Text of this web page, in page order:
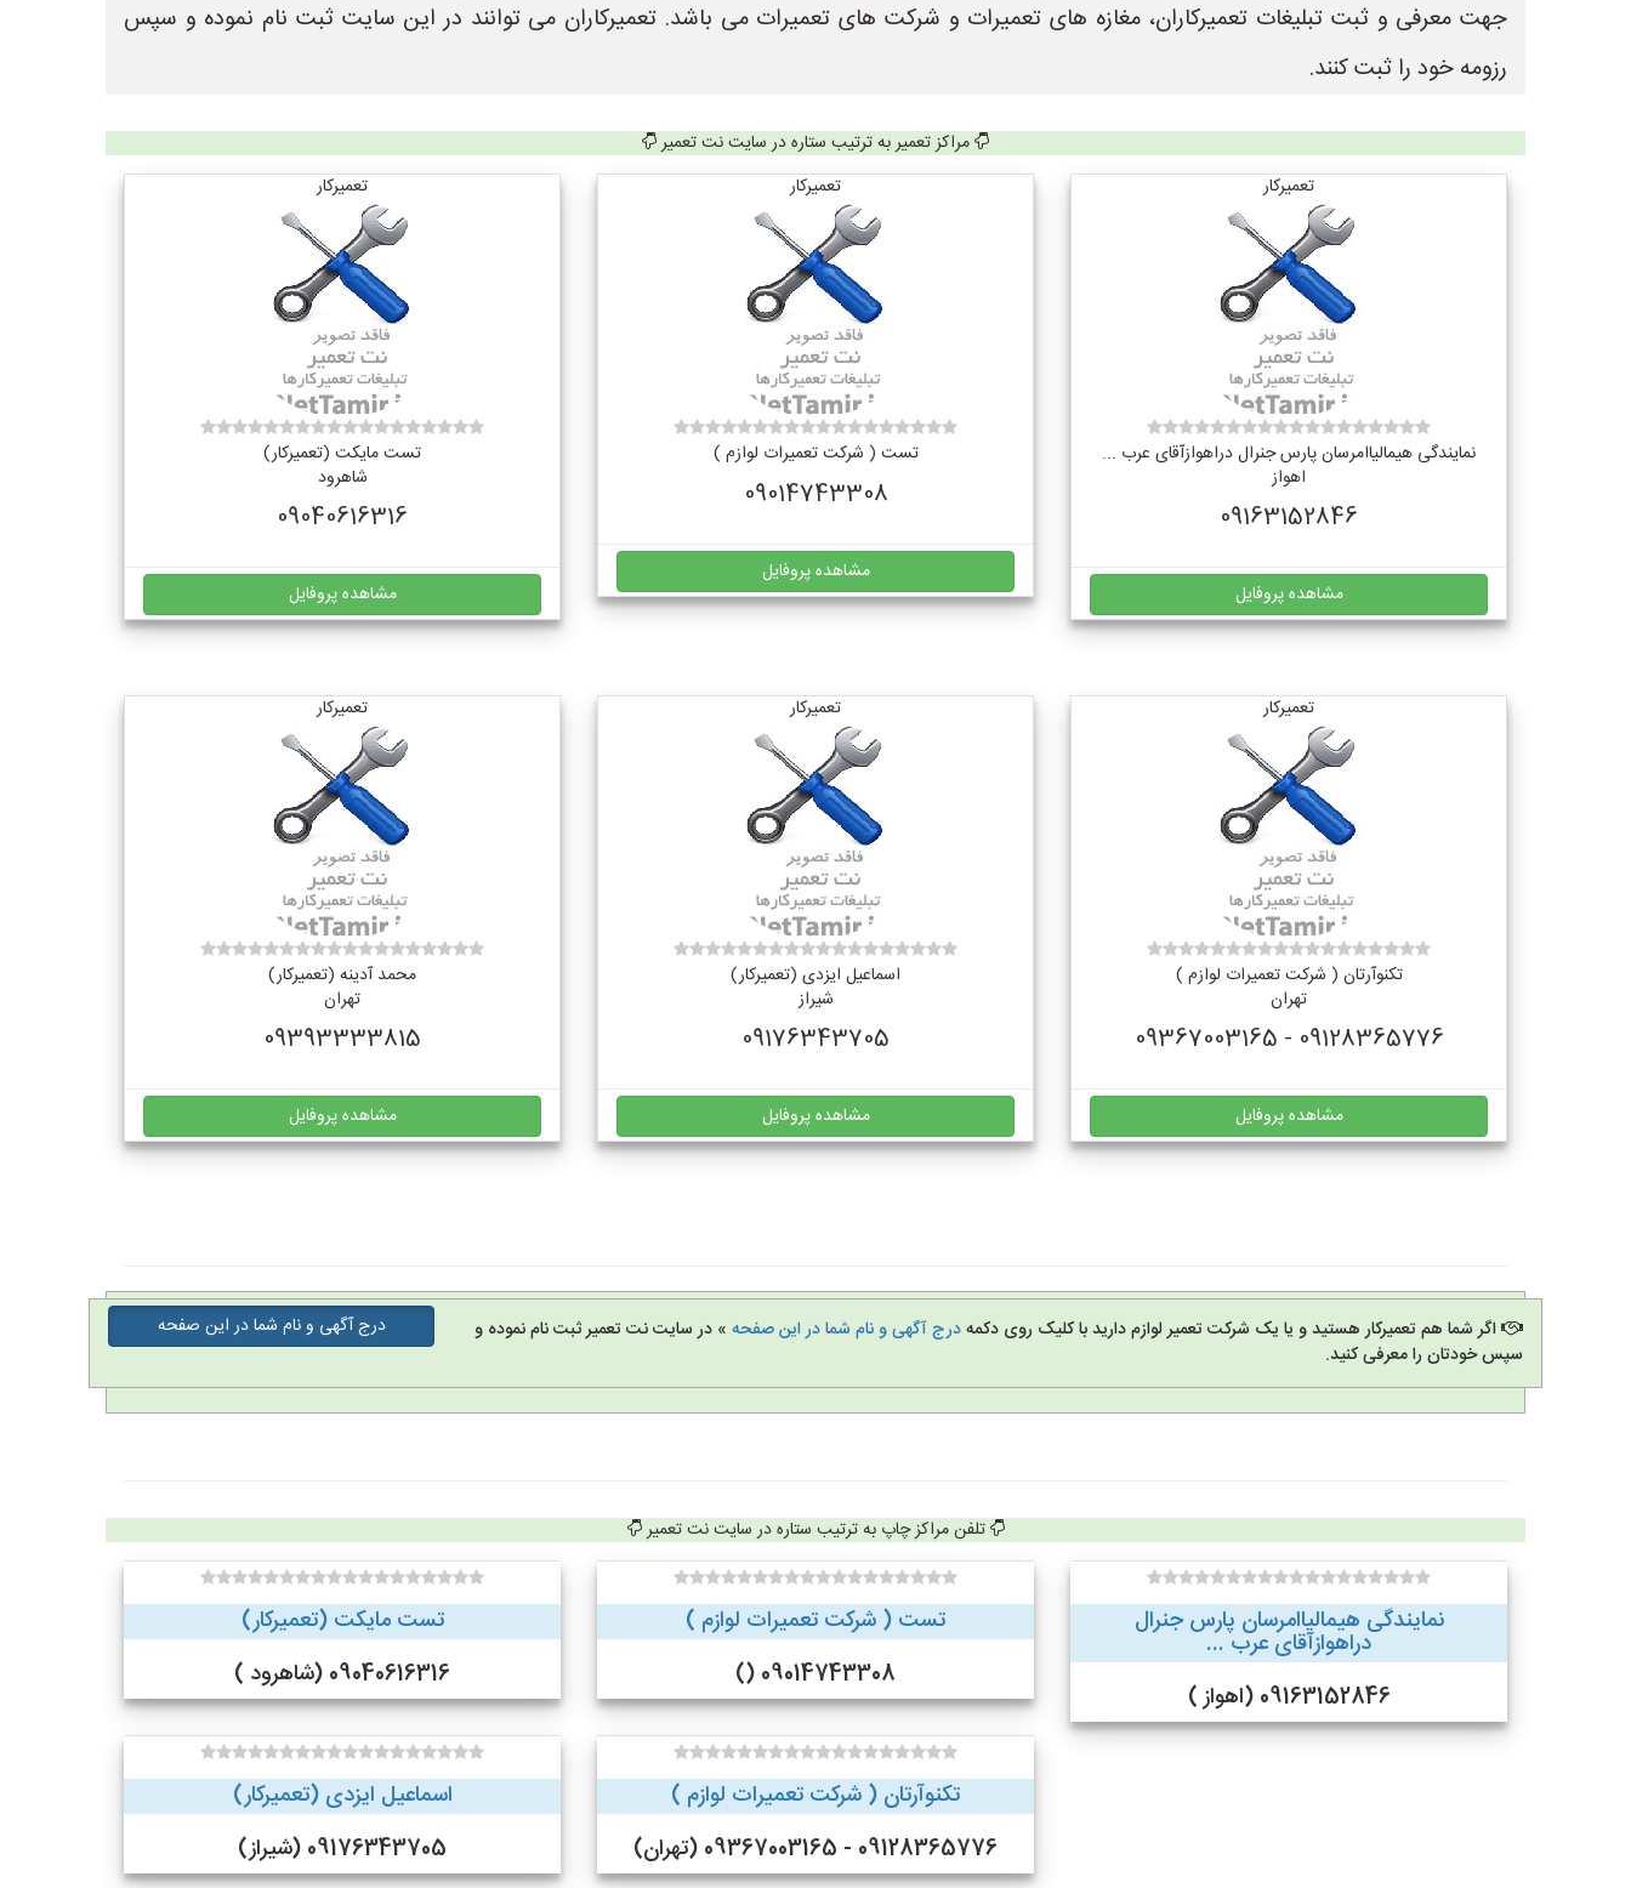
جهت معرفی و ثبت تبلیغات تعمیرکاران، مغازه های تعمیرات و شرکت های تعمیرات می باشد. تعمیرکاران می توانند در این سایت ثبت نام نموده و سپس
رزومه خود را ثبت کنند.
مراکز تعمیر به ترتیب ستاره در سایت نت تعمیر
تعمیرکار
نمایندگی هیمالیاامرسان پارس جنرال دراهوازآقای عرب ...
اهواز
09163152846
مشاهده پروفایل
تعمیرکار
تست ( شرکت تعمیرات لوازم )
09014743308
مشاهده پروفایل
تعمیرکار
تست مایکت (تعمیرکار)
شاهرود
09040616316
مشاهده پروفایل
تعمیرکار
تکنوآرتان ( شرکت تعمیرات لوازم )
تهران
09128365776 - 09367003165
مشاهده پروفایل
تعمیرکار
اسماعیل ایزدی (تعمیرکار)
شیراز
09176343705
مشاهده پروفایل
تعمیرکار
محمد آدینه (تعمیرکار)
تهران
09393333815
مشاهده پروفایل
اگر شما هم تعمیرکار هستید و یا یک شرکت تعمیر لوازم دارید با کلیک روی دکمهدرج آگهی و نام شما در این صفحه » در سایت نت تعمیر ثبت نام نموده و
سپس خودتان را معرفی کنید.
درج آگهی و نام شما در این صفحه
تلفن مراکز چاپ به ترتیب ستاره در سایت نت تعمیر
نمایندگی هیمالیاامرسان پارس جنرال
دراهوازآقای عرب ...
09163152846 (اهواز )
تست ( شرکت تعمیرات لوازم )
09014743308 ()
تست مایکت (تعمیرکار)
09040616316 (شاهرود )
تکنوآرتان ( شرکت تعمیرات لوازم )
09128365776 - 09367003165 (تهران)
اسماعیل ایزدی (تعمیرکار)
09176343705 (شیراز)